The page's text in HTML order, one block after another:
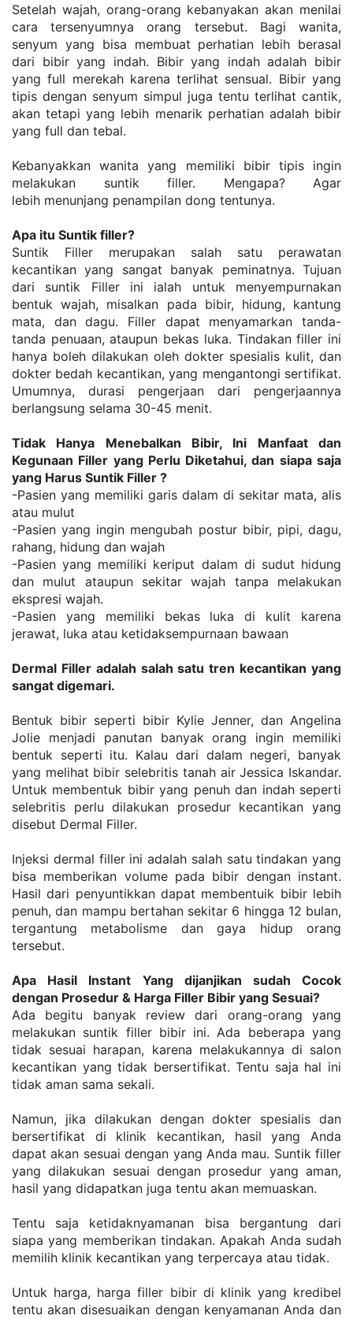
Setelah wajah, orang-orang kebanyakan akan menilai
cara tersenyumnya orang tersebut. Bagi wanita,
senyum yang bisa membuat perhatian lebih berasal
dari bibir yang indah. Bibir yang indah adalah bibir
yang full merekah karena terlihat sensual. Bibir yang
tipis dengan senyum simpul juga tentu terlihat cantik,
akan tetapi yang lebih menarik perhatian adalah bibir
yang full dan tebal.
Kebanyakkan wanita yang memiliki bibir tipis ingin
melakukan suntik filler. Mengapa? Agar
lebih menunjang penampilan dong tentunya.
Apa itu Suntik filler?
Suntik Filler merupakan salah satu perawatan
kecantikan yang sangat banyak peminatnya. Tujuan
dari suntik Filler ini ialah untuk menyempurnakan
bentuk wajah, misalkan pada bibir, hidung, kantung
mata, dan dagu. Filler dapat menyamarkan tanda-
tanda penuaan, ataupun bekas luka. Tindakan filler ini
hanya boleh dilakukan oleh dokter spesialis kulit, dan
dokter bedah kecantikan, yang mengantongi sertifikat.
Umumnya, durasi pengerjaan dari pengerjaannya
berlangsung selama 30-45 menit.
Tidak Hanya Menebalkan Bibir, Ini Manfaat dan
Kegunaan Filler yang Perlu Diketahui, dan siapa saja
yang Harus Suntik Filler ?
-Pasien yang memiliki garis dalam di sekitar mata, alis
atau mulut
-Pasien yang ingin mengubah postur bibir, pipi, dagu,
rahang, hidung dan wajah
-Pasien yang memiliki keriput dalam di sudut hidung
dan mulut ataupun sekitar wajah tanpa melakukan
ekspresi wajah.
-Pasien yang memiliki bekas luka di kulit karena
jerawat, luka atau ketidaksempurnaan bawaan
Dermal Filler adalah salah satu tren kecantikan yang
sangat digemari.
Bentuk bibir seperti bibir Kylie Jenner, dan Angelina
Jolie menjadi panutan banyak orang ingin memiliki
bentuk seperti itu. Kalau dari dalam negeri, banyak
yang melihat bibir selebritis tanah air Jessica Iskandar.
Untuk membentuk bibir yang penuh dan indah seperti
selebritis perlu dilakukan prosedur kecantikan yang
disebut Dermal Filler.
Injeksi dermal filler ini adalah salah satu tindakan yang
bisa memberikan volume pada bibir dengan instant.
Hasil dari penyuntikkan dapat membentuik bibir lebih
penuh, dan mampu bertahan sekitar 6 hingga 12 bulan,
tergantung metabolisme dan gaya hidup orang
tersebut.
Apa Hasil Instant Yang dijanjikan sudah Cocok
dengan Prosedur & Harga Filler Bibir yang Sesuai?
Ada begitu banyak review dari orang-orang yang
melakukan suntik filler bibir ini. Ada beberapa yang
tidak sesuai harapan, karena melakukannya di salon
kecantikan yang tidak bersertifikat. Tentu saja hal ini
tidak aman sama sekali.
Namun, jika dilakukan dengan dokter spesialis dan
bersertifikat di klinik kecantikan, hasil yang Anda
dapat akan sesuai dengan yang Anda mau. Suntik filler
yang dilakukan sesuai dengan prosedur yang aman,
hasil yang didapatkan juga tentu akan memuaskan.
Tentu saja ketidaknyamanan bisa bergantung dari
siapa yang memberikan tindakan. Apakah Anda sudah
memilih klinik kecantikan yang terpercaya atau tidak.
Untuk harga, harga filler bibir di klinik yang kredibel
tentu akan disesuaikan dengan kenyamanan Anda dan